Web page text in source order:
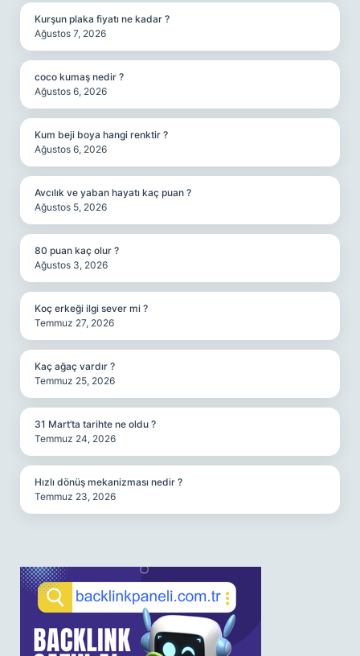
Kurşun plaka fiyatı ne kadar ?
Ağustos 7, 2026
coco kumaş nedir ?
Ağustos 6, 2026
Kum beji boya hangi renktir ?
Ağustos 6, 2026
Avcılık ve yaban hayatı kaç puan ?
Ağustos 5, 2026
80 puan kaç olur ?
Ağustos 3, 2026
Koç erkeği ilgi sever mi ?
Temmuz 27, 2026
Kaç ağaç vardır ?
Temmuz 25, 2026
31 Mart’ta tarihte ne oldu ?
Temmuz 24, 2026
Hızlı dönüş mekanizması nedir ?
Temmuz 23, 2026